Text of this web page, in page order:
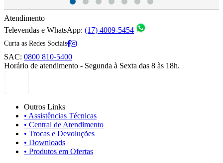
Atendimento
Televendas e WhatsApp: (17) 4009-5454
Curta as Redes Sociais
SAC: 0800 810-5400
Horário de atendimento - Segunda à Sexta das 8 às 18h.
Outros Links
• Assistências Técnicas
• Central de Atendimento
• Trocas e Devoluções
• Downloads
• Produtos em Ofertas